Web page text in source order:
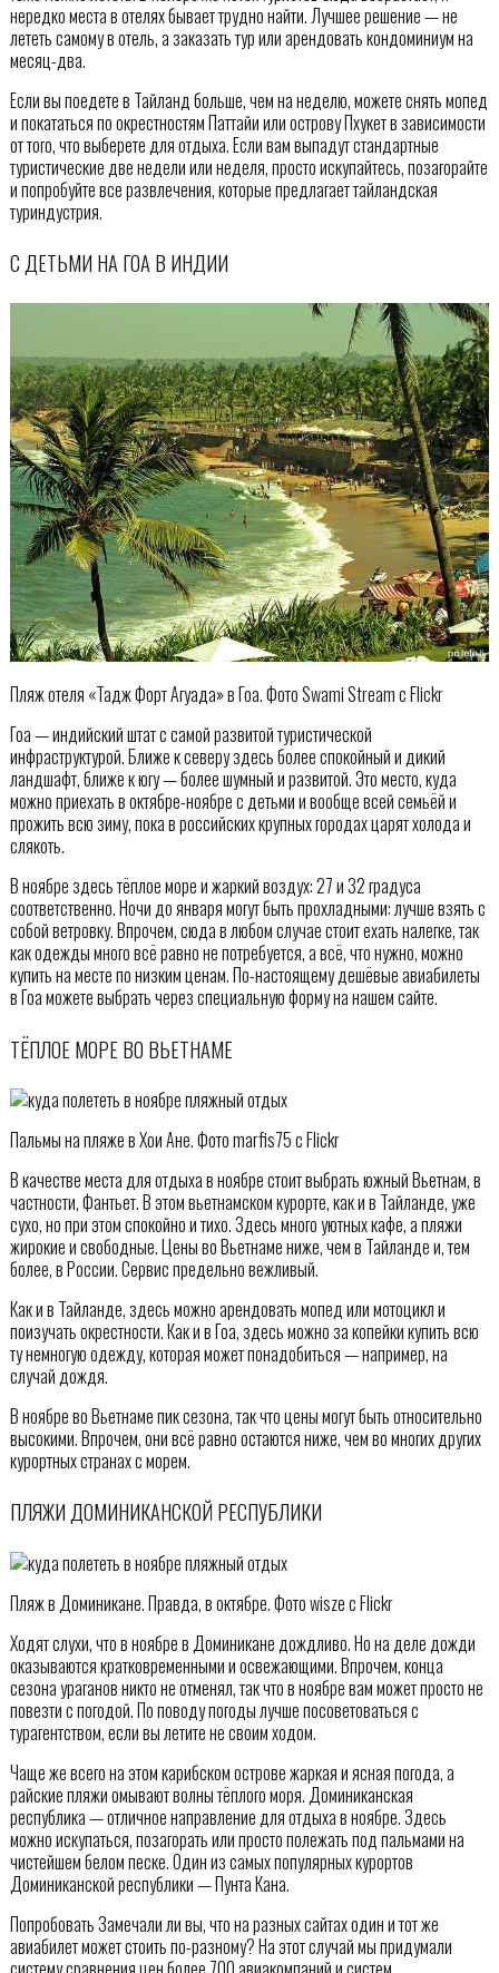
нередко места в отелях бывает трудно найти. Лучшее решение — не
лететь самому в отель, а заказать тур или арендовать кондоминиум на
месяц-два.
Если вы поедете в Тайланд больше, чем на неделю, можете снять мопед
и покататься по окрестностям Паттайи или острову Пхукет в зависимости
от того, что выберете для отдыха. Если вам выпадут стандартные
туристические две недели или неделя, просто искупайтесь, позагорайте
и попробуйте все развлечения, которые предлагает тайландская
туриндустрия.
С ДЕТЬМИ НА ГОА В ИНДИИ
Пляж отеля «Тадж Форт Агуада» в Гоа. Фото Swami Stream с Flickr
Гоа — индийский штат с самой развитой туристической
инфраструктурой. Ближе к северу здесь более спокойный и дикий
ландшафт, ближе к югу — более шумный и развитой. Это место, куда
можно приехать в октябре-ноябре с детьми и вообще всей семьёй и
прожить всю зиму, пока в российских крупных городах царят холода и
слякоть.
В ноябре здесь тёплое море и жаркий воздух: 27 и 32 градуса
соответственно. Ночи до января могут быть прохладными: лучше взять с
собой ветровку. Впрочем, сюда в любом случае стоит ехать налегке, так
как одежды много всё равно не потребуется, а всё, что нужно, можно
купить на месте по низким ценам. По-настоящему дешёвые авиабилеты
в Гоа можете выбрать через специальную форму на нашем сайте.
ТЁПЛОЕ МОРЕ ВО ВЬЕТНАМЕ
Пальмы на пляже в Хои Ане. Фото marfis75 с Flickr
В качестве места для отдыха в ноябре стоит выбрать южный Вьетнам, в
частности, Фантьет. В этом вьетнамском курорте, как и в Тайланде, уже
сухо, но при этом спокойно и тихо. Здесь много уютных кафе, а пляжи
жирокие и свободные. Цены во Вьетнаме ниже, чем в Тайланде и, тем
более, в России. Сервис предельно вежливый.
Как и в Тайланде, здесь можно арендовать мопед или мотоцикл и
поизучать окрестности. Как и в Гоа, здесь можно за копейки купить всю
ту немногую одежду, которая может понадобиться — например, на
случай дождя.
В ноябре во Вьетнаме пик сезона, так что цены могут быть относительно
высокими. Впрочем, они всё равно остаются ниже, чем во многих других
курортных странах с морем.
ПЛЯЖИ ДОМИНИКАНСКОЙ РЕСПУБЛИКИ
Пляж в Доминикане. Правда, в октябре. Фото wisze с Flickr
Ходят слухи, что в ноябре в Доминикане дождливо. Но на деле дожди
оказываются кратковременными и освежающими. Впрочем, конца
сезона ураганов никто не отменял, так что в ноябре вам может просто не
повезти с погодой. По поводу погоды лучше посоветоваться с
турагентством, если вы летите не своим ходом.
Чаще же всего на этом карибском острове жаркая и ясная погода, а
райские пляжи омывают волны тёплого моря. Доминиканская
республика — отличное направление для отдыха в ноябре. Здесь
можно искупаться, позагорать или просто полежать под пальмами на
чистейшем белом песке. Один из самых популярных курортов
Доминиканской республики — Пунта Кана.
Попробовать Замечали ли вы, что на разных сайтах один и тот же
авиабилет может стоить по-разному? На этот случай мы придумали